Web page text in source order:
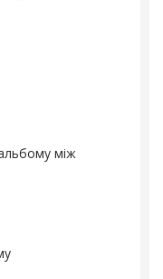
між